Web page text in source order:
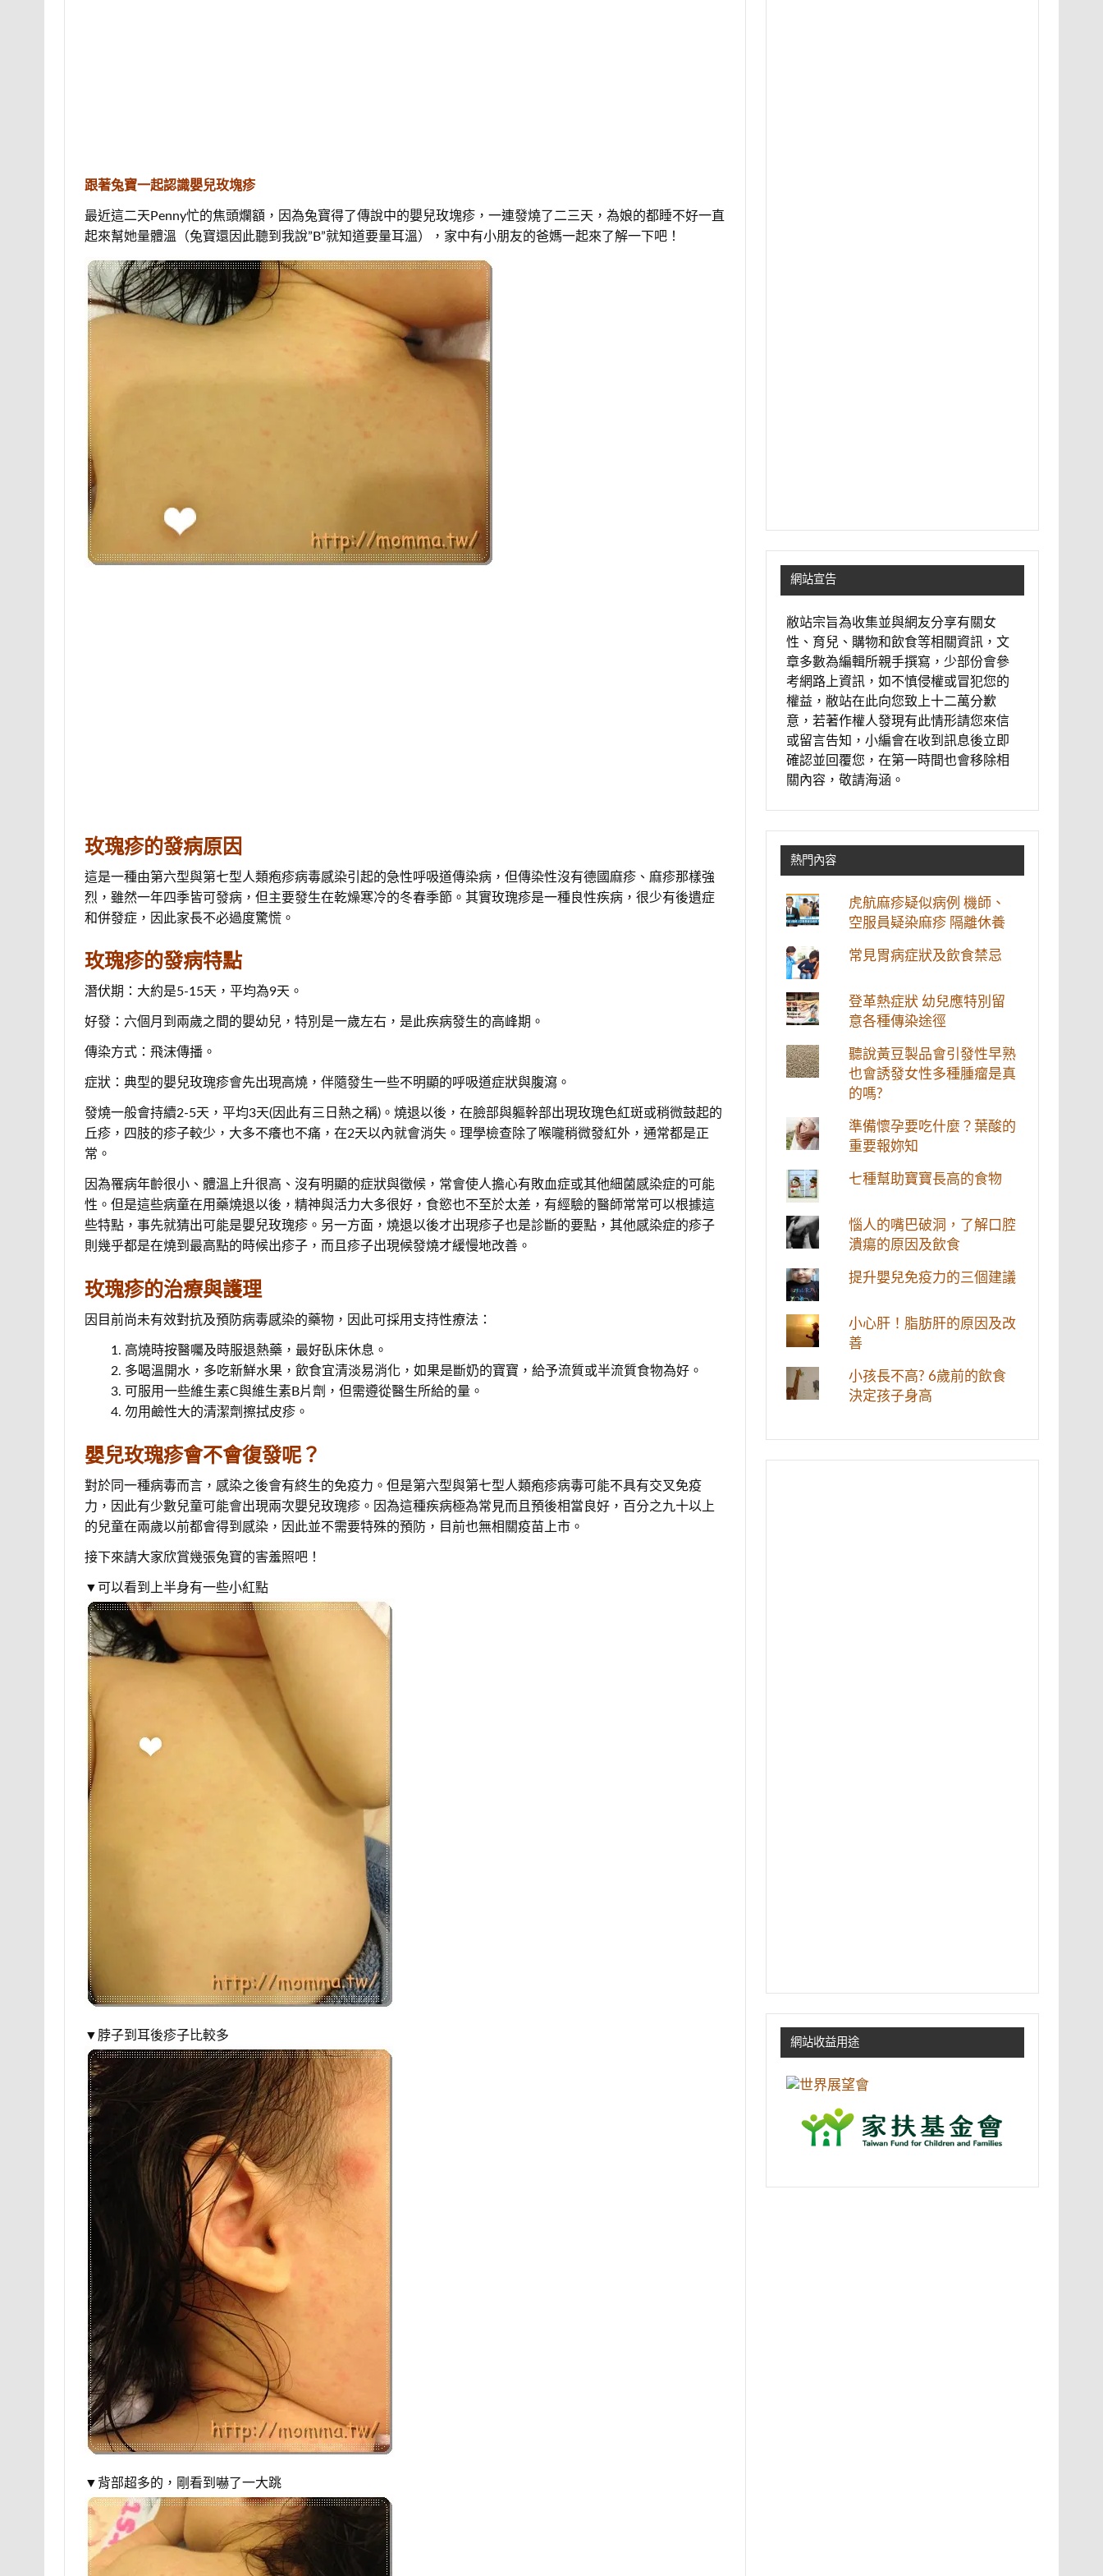
跟著兔寶一起認識嬰兒玫塊疹
最近這二天Penny忙的焦頭爛額，因為兔寶得了傳說中的嬰兒玫塊疹，一連發燒了二三天，為娘的都睡不好一直
起來幫她量體溫（兔寶還因此聽到我說”B”就知道要量耳溫），家中有小朋友的爸媽一起來了解一下吧！
玫瑰疹的發病原因
這是一種由第六型與第七型人類疱疹病毒感染引起的急性呼吸道傳染病，但傳染性沒有德國麻疹、麻疹那樣強
烈，雖然一年四季皆可發病，但主要發生在乾燥寒冷的冬春季節。其實玫瑰疹是一種良性疾病，很少有後遺症
和併發症，因此家長不必過度驚慌。
玫瑰疹的發病特點
潛伏期：大約是5-15天，平均為9天。
好發：六個月到兩歲之間的嬰幼兒，特別是一歲左右，是此疾病發生的高峰期。
傳染方式：飛沫傳播。
症狀：典型的嬰兒玫瑰疹會先出現高燒，伴隨發生一些不明顯的呼吸道症狀與腹瀉。
發燒一般會持續2-5天，平均3天(因此有三日熱之稱)。燒退以後，在臉部與軀幹部出現玫瑰色紅斑或稍微鼓起的
丘疹，四肢的疹子較少，大多不癢也不痛，在2天以內就會消失。理學檢查除了喉嚨稍微發紅外，通常都是正
常。
因為罹病年齡很小、體溫上升很高、沒有明顯的症狀與徵候，常會使人擔心有敗血症或其他細菌感染症的可能
性。但是這些病童在用藥燒退以後，精神與活力大多很好，食慾也不至於太差，有經驗的醫師常常可以根據這
些特點，事先就猜出可能是嬰兒玫瑰疹。另一方面，燒退以後才出現疹子也是診斷的要點，其他感染症的疹子
則幾乎都是在燒到最高點的時候出疹子，而且疹子出現候發燒才緩慢地改善。
玫瑰疹的治療與護理
因目前尚未有效對抗及預防病毒感染的藥物，因此可採用支持性療法：
高燒時按醫囑及時服退熱藥，最好臥床休息。
多喝溫開水，多吃新鮮水果，飲食宜清淡易消化，如果是斷奶的寶寶，給予流質或半流質食物為好。
可服用一些維生素C與維生素B片劑，但需遵從醫生所給的量。
勿用鹼性大的清潔劑擦拭皮疹。
嬰兒玫瑰疹會不會復發呢？
對於同一種病毒而言，感染之後會有終生的免疫力。但是第六型與第七型人類疱疹病毒可能不具有交叉免疫
力，因此有少數兒童可能會出現兩次嬰兒玫瑰疹。因為這種疾病極為常見而且預後相當良好，百分之九十以上
的兒童在兩歲以前都會得到感染，因此並不需要特殊的預防，目前也無相關疫苗上市。
接下來請大家欣賞幾張兔寶的害羞照吧！
▼可以看到上半身有一些小紅點
▼脖子到耳後疹子比較多
▼背部超多的，剛看到嚇了一大跳
網站宣告
敝站宗旨為收集並與網友分享有關女
性、育兒、購物和飲食等相關資訊，文
章多數為編輯所親手撰寫，少部份會參
考網路上資訊，如不慎侵權或冒犯您的
權益，敝站在此向您致上十二萬分歉
意，若著作權人發現有此情形請您來信
或留言告知，小編會在收到訊息後立即
確認並回覆您，在第一時間也會移除相
關內容，敬請海涵。
熱門內容
虎航麻疹疑似病例 機師、
空服員疑染麻疹 隔離休養
常見胃病症狀及飲食禁忌
登革熱症狀 幼兒應特別留
意各種傳染途徑
聽說黃豆製品會引發性早熟
也會誘發女性多種腫瘤是真
的嗎?
準備懷孕要吃什麼？葉酸的
重要報妳知
七種幫助寶寶長高的食物
惱人的嘴巴破洞，了解口腔
潰瘍的原因及飲食
提升嬰兒免疫力的三個建議
小心肝！脂肪肝的原因及改
善
小孩長不高? 6歲前的飲食
決定孩子身高
網站收益用途